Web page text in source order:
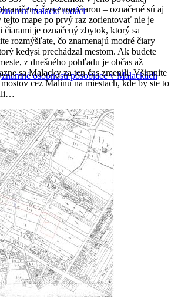
malackí rodáci
osobnosti pôsobiace v Malackách
a záhady Malaciek
Maliny
červenou čiarou – označené sú aj
tejto mape po prvý raz zorientovať nie je
čiarami je označený zbytok, ktorý sa
rozmýšľate, čo znamenajú modré čiary –
kedysi prechádzal mestom. Ak budete
z dnešného pohľadu je občas až
sa Malacky za ten čas zmenili. Všimnite
cez Malinu na miestach, kde by ste to